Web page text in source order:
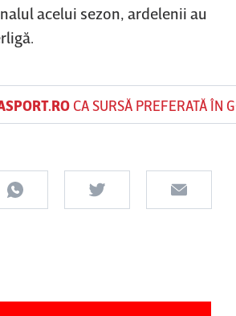
acelui sezon, ardelenii au
CA SURSĂ PREFERATĂ ÎN